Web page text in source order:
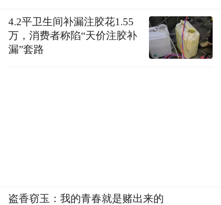
4.2平卫生间补漏注胶花1.55
万，消费者称陷“天价注胶补
漏”套路
盗香窃玉：我的青春就是赌出来的